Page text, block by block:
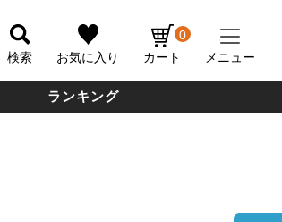
検索 お気に入り カート
0
メニュー
ランキング